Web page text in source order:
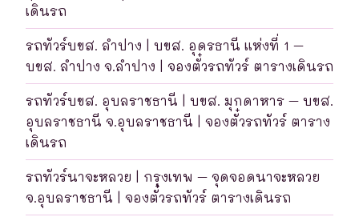
เดินรถ
รถทัวร์บขส. ลำปาง | บขส. อุดรธานี แห่งที่ 1 –
บขส. ลำปาง จ.ลำปาง | จองตั๋วรถทัวร์ ตารางเดินรถ
รถทัวร์บขส. อุบลราชธานี | บขส. มุกดาหาร – บขส.
อุบลราชธานี จ.อุบลราชธานี | จองตั๋วรถทัวร์ ตาราง
เดินรถ
รถทัวร์นาจะหลวย | กรุงเทพ – จุดจอดนาจะหลวย
จ.อุบลราชธานี | จองตั๋วรถทัวร์ ตารางเดินรถ